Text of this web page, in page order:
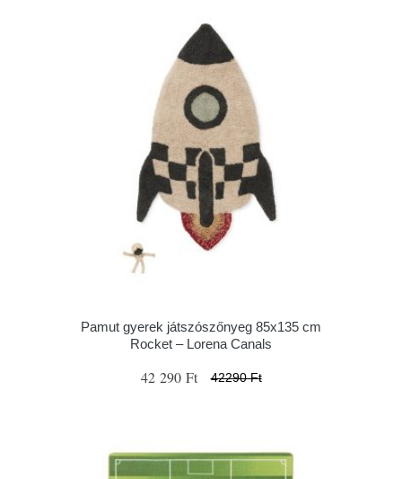
Pamut gyerek játszószőnyeg 85x135 cm
Rocket – Lorena Canals
42 290 Ft 42290 Ft